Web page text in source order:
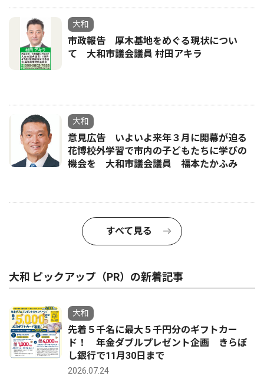
大和
市政報告 厚木基地をめぐる現状につい
て 大和市議会議員 村田アキラ
大和
意見広告 いよいよ来年３月に開幕が迫る
花博校外学習で市内の子どもたちに学びの
機会を 大和市議会議員 福本たかふみ
すべて見る
大和 ピックアップ（PR）の新着記事
大和
先着５千名に最大５千円分のギフトカー
ド！ 年金ダブルプレゼント企画 きらぼ
し銀行で11月30日まで
2026.07.24